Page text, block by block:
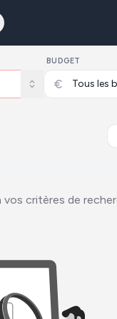
BUDGET
Tous les
critères de